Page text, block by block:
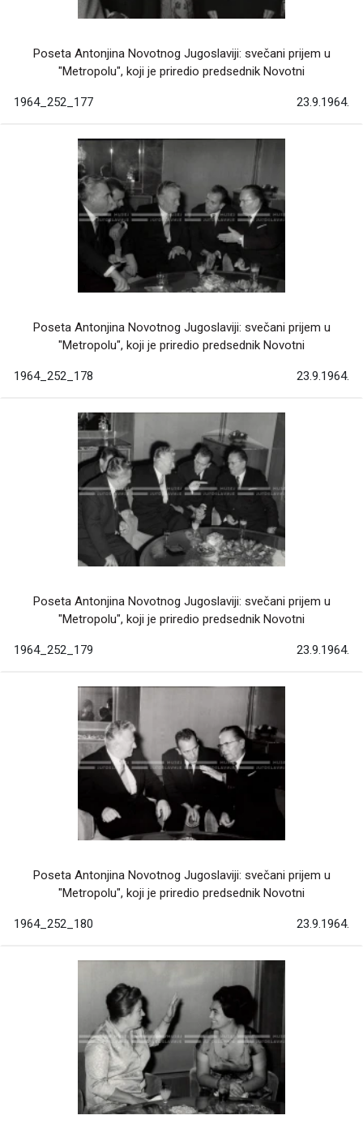
Poseta Antonjina Novotnog Jugoslaviji: svečani prijem u
"Metropolu", koji je priredio predsednik Novotni
1964_252_177 23.9.1964.
Poseta Antonjina Novotnog Jugoslaviji: svečani prijem u
"Metropolu", koji je priredio predsednik Novotni
1964_252_178 23.9.1964.
Poseta Antonjina Novotnog Jugoslaviji: svečani prijem u
"Metropolu", koji je priredio predsednik Novotni
1964_252_179 23.9.1964.
Poseta Antonjina Novotnog Jugoslaviji: svečani prijem u
"Metropolu", koji je priredio predsednik Novotni
1964_252_180 23.9.1964.